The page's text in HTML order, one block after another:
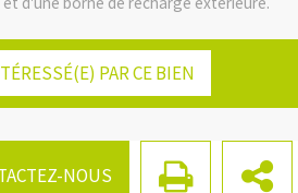
privatives; Livré clos couvert et fluides
net vendeur : les honoraires sont de
de vente à la charge de l’acquéreur
auxquels ce bien est exposé sont
NOUS
TwitterLinkedInEmail
PAR CE BIEN